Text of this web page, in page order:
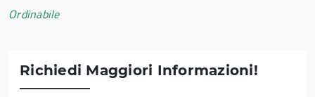
Ordinabile
Richiedi Maggiori Informazioni!